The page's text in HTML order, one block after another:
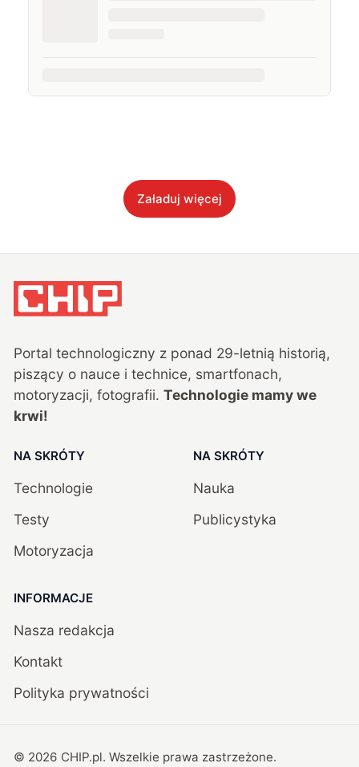
Załaduj więcej
Portal technologiczny z ponad 29-letnią historią,
piszący o nauce i technice, smartfonach,
motoryzacji, fotografii. Technologie mamy we
krwi!
NA SKRÓTY
Technologie
Testy
Motoryzacja
NA SKRÓTY
Nauka
Publicystyka
INFORMACJE
Nasza redakcja
Kontakt
Polityka prywatności
© 2026 CHIP.pl. Wszelkie prawa zastrzeżone.